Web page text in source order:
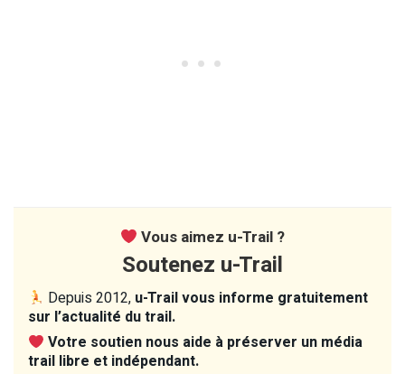
Vous aimez u-Trail ?
Soutenez u-Trail
Depuis 2012, u-Trail vous informe gratuitement
sur l’actualité du trail.
Votre soutien nous aide à préserver un média
trail libre et indépendant.